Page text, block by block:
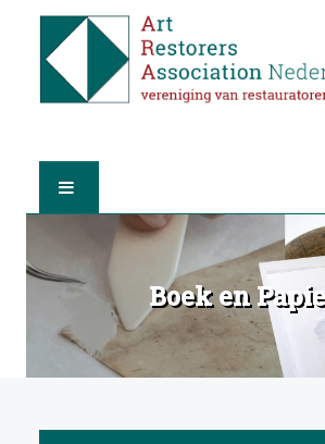
HOME
OVER A.R.A.
DE RESTAURATOREN
Boek en